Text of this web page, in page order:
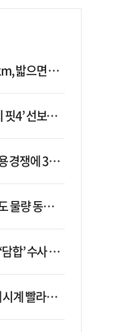
XC60 T8의 두 얼굴
생태계 확장 ‘시동’
나 등 새 얼굴 대거 합류
선두 수성 ‘시험대’
업체, 8개 제품 가격 담합”
셋·메리츠는 ‘거리두기’